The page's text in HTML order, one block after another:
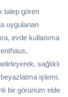
talep gören
uygulanan
evde kullanıma
sağlıklı
işlemi,
bir görünüm elde